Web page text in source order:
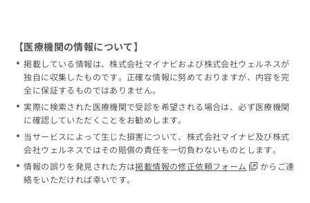
【医療機関の情報について】
掲載している情報は、株式会社マイナビおよび株式会社ウェルネスが
独自に収集したものです。正確な情報に努めておりますが、内容を完
全に保証するものではありません。
実際に検索された医療機関で受診を希望される場合は、必ず医療機関
に確認していただくことをお勧めします。
当サービスによって生じた損害について、株式会社マイナビ及び株式
会社ウェルネスではその賠償の責任を一切負わないものとします。
情報の誤りを発見された方は掲載情報の修正依頼フォーム
からご連
絡をいただければ幸いです。